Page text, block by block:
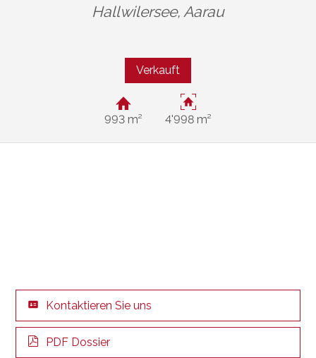
Hallwilersee, Aarau
Verkauft
993 m² 4'998 m²
Kontaktieren Sie uns
PDF Dossier